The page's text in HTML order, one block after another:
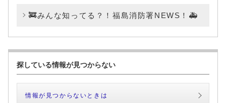
🚒みんな知ってる？！福島消防署NEWS！🚑
探している情報が見つからない
情報が見つからないときは